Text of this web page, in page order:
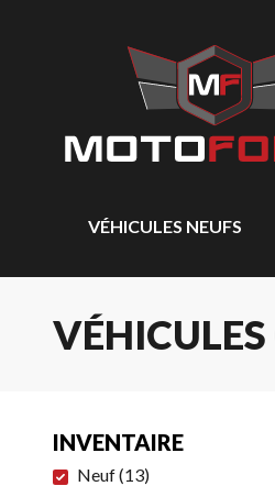
VÉHICULES NEUFS
INVENTAIRE
Neuf(13)